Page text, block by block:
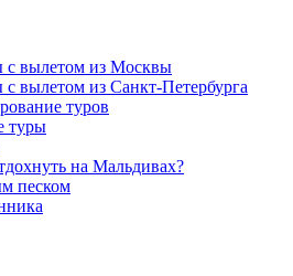
с вылетом из Москвы
вылетом из Санкт-Петербурга
туров
туры
на Мальдивах?
песком